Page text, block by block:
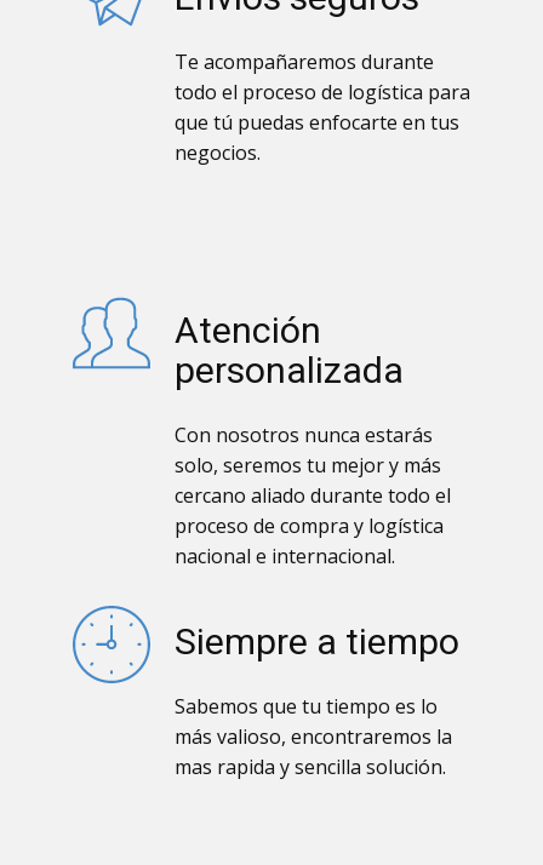
Te acompañaremos durante
todo el proceso de logística para
que tú puedas enfocarte en tus
negocios.
Atención
personalizada
Con nosotros nunca estarás
solo, seremos tu mejor y más
cercano aliado durante todo el
proceso de compra y logística
nacional e internacional.
Siempre a tiempo
Sabemos que tu tiempo es lo
más valioso, encontraremos la
mas rapida y sencilla solución.